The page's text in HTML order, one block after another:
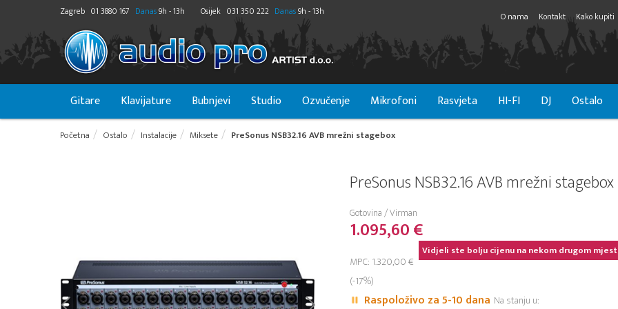
Zagreb 01 3880 167 Danas9h - 13h Osijek 031 350 222 Danas9h - 13h O nama Kontakt Kako kupiti
Gitare Klavijature Bubnjevi Studio Ozvučenje Mikrofoni Rasvjeta HI-FI DJ Ostalo
Početna Ostalo Instalacije Miksete PreSonus NSB32.16 AVB mrežni stagebox
PreSonus NSB32.16 AVB mrežni stagebox
Gotovina / Virman
1.095,60 €
Vidjeli ste bolju cijenu na nekom drugom
MPC: 1.320,00 €
(-17%)
Raspoloživo za 5-10 dana Na stanju u: